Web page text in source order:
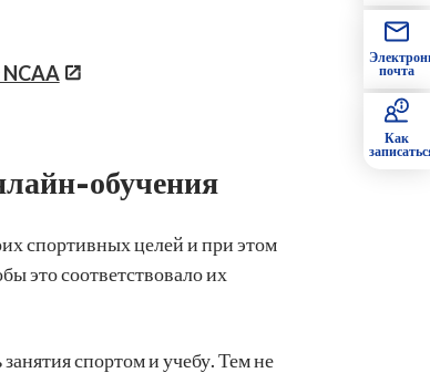
NCAA
обучения
спортивных целей и при этом
это соответствовало их
спортом и учебу. Тем не
почта
Как